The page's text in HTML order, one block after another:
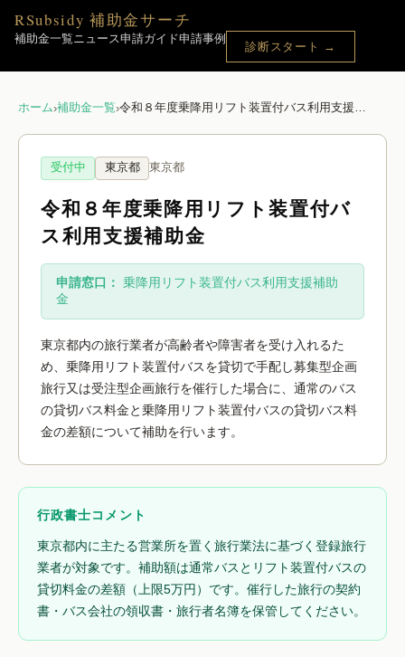
RSubsidy 補助金サーチ
補助金一覧ニュース申請ガイド申請事例
診断スタート →
ホーム›補助金一覧› 令和８年度乗降用リフト装置付バス利用支援補助金
受付中 東京都 東京都
令和８年度乗降用リフト装置付バ
ス利用支援補助金
申請窓口： 乗降用リフト装置付バス利用支援補助
金
東京都内の旅行業者が高齢者や障害者を受け入れるた
め、乗降用リフト装置付バスを貸切で手配し募集型企画
旅行又は受注型企画旅行を催行した場合に、通常のバス
の貸切バス料金と乗降用リフト装置付バスの貸切バス料
金の差額について補助を行います。
行政書士コメント
東京都内に主たる営業所を置く旅行業法に基づく登録旅行
業者が対象です。補助額は通常バスとリフト装置付バスの
貸切料金の差額（上限5万円）です。催行した旅行の契約
書・バス会社の領収書・旅行者名簿を保管してください。